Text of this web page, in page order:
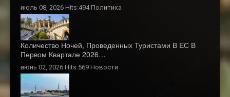
июль 08, 2026 Hits:494Политика
Количество Ночей, Проведенных Туристами В ЕС В
Первом Квартале 2026…
июнь 02, 2026 Hits:569 Новости